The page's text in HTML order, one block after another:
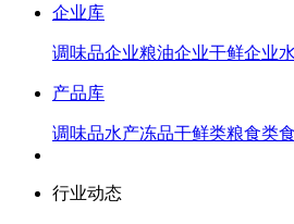
企业库
调味品企业粮油企业干鲜企业
产品库
调味品水产冻品干鲜类粮食类
行业动态